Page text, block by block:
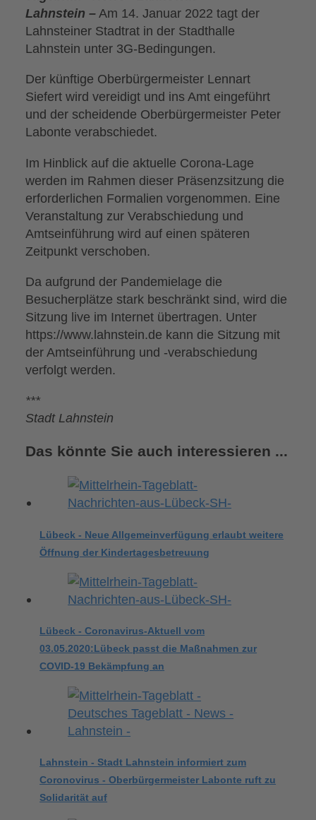
Lahnstein –Am 14. Januar 2022 tagt der
Lahnsteiner Stadtrat in der Stadthalle
Lahnstein unter 3G-Bedingungen.
Der künftige Oberbürgermeister Lennart
Siefert wird vereidigt und ins Amt eingeführt
und der scheidende Oberbürgermeister Peter
Labonte verabschiedet.
Im Hinblick auf die aktuelle Corona-Lage
werden im Rahmen dieser Präsenzsitzung die
erforderlichen Formalien vorgenommen. Eine
Veranstaltung zur Verabschiedung und
Amtseinführung wird auf einen späteren
Zeitpunkt verschoben.
Da aufgrund der Pandemielage die
Besucherplätze stark beschränkt sind, wird die
Sitzung live im Internet übertragen. Unter
https://www.lahnstein.de kann die Sitzung mit
der Amtseinführung und -verabschiedung
verfolgt werden.
***
Stadt Lahnstein
Das könnte Sie auch interessieren ...
Lübeck - Neue Allgemeinverfügung erlaubt weitere
Öffnung der Kindertagesbetreuung
Lübeck - Coronavirus-Aktuell vom
03.05.2020:Lübeck passt die Maßnahmen zur
COVID-19 Bekämpfung an
Lahnstein - Stadt Lahnstein informiert zum
Coronovirus - Oberbürgermeister Labonte ruft zu
Solidarität auf